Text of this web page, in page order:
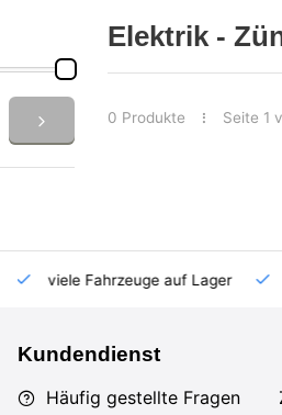
Elektrik -
0 Produkte Seite 1
Fahrzeuge auf Lager
Kundendienst
Häufig gestellte Fragen